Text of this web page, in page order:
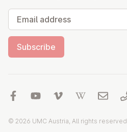
Email address
Subscribe
© 2026 UMC Austria, All rights reserved.